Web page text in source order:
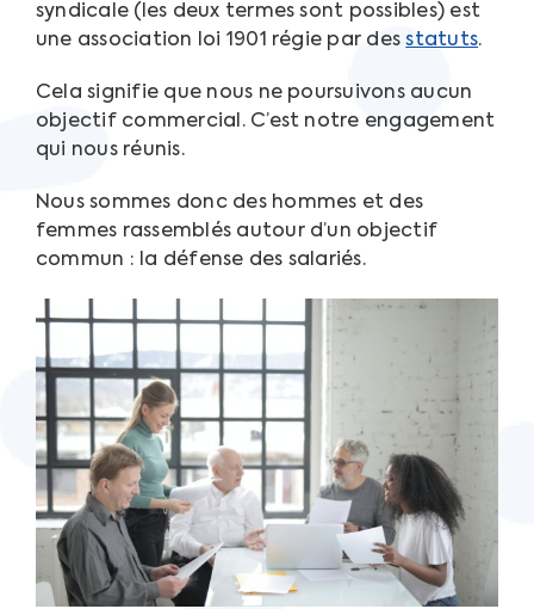
syndicale (les deux termes sont possibles) est
une association loi 1901 régie par desstatuts.
Cela signifie que nous ne poursuivons aucun
objectif commercial. C’est notre engagement
qui nous réunis.
Nous sommes donc des hommes et des
femmes rassemblés autour d’un objectif
commun : la défense des salariés.